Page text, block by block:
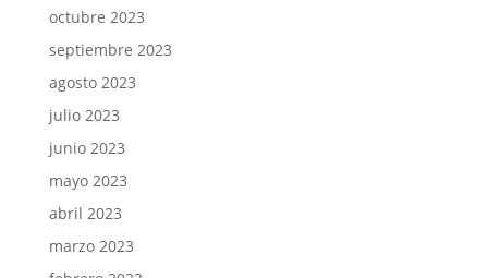
octubre 2023
septiembre 2023
agosto 2023
julio 2023
junio 2023
mayo 2023
abril 2023
marzo 2023